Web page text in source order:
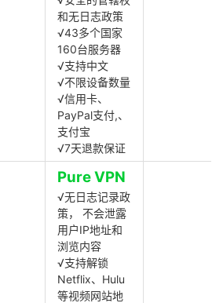
和无日志政策
√43多个国家
160台服务器
√支持中文
√不限设备数量
√信用卡、
PayPal支付,、
支付宝
√7天退款保证
Pure VPN
√无日志记录政
策， 不会泄露
用户IP地址和
浏览内容
√支持解锁
Netflix、Hulu
等视频网站地